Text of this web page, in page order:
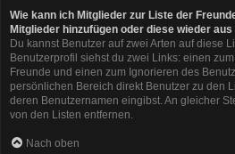
Wie kann ich Mitglieder zur Liste der
Mitglieder hinzufügen oder diese wieder
Du kannst Benutzer auf zwei Arten auf diese
Benutzerprofil siehst du zwei Links: einen
Freunde und einen zum Ignorieren des
persönlichen Bereich direkt Benutzer zu den
deren Benutzernamen eingibst. An gleicher
von den Listen entfernen.
Nach oben